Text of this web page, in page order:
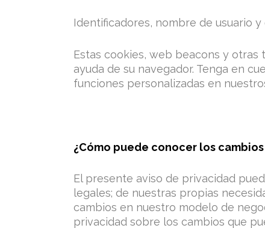
Identificadores, nombre de usuario
Estas cookies, web beacons y
ayuda de su navegador. Tenga en
funciones personalizadas en
¿Cómo puede conocer los
El presente aviso de privacidad
legales; de nuestras propias
cambios en nuestro modelo de
privacidad sobre los cambios que